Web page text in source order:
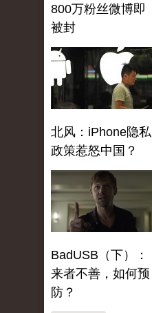
800万粉丝微博即
被封
北风：iPhone隐私
政策惹怒中国？
BadUSB（下）：
来者不善，如何预
防？